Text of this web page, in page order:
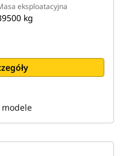
eksploatacyjna
kg